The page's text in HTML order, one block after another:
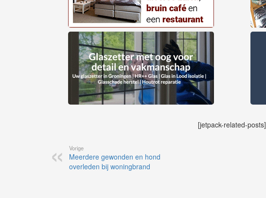
[jetpack-related-posts]
Vorige
Meerdere gewonden en hond
overleden bij woningbrand